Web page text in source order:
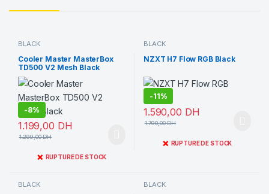
BLACK
Cooler Master MasterBox
TD500 V2 Mesh Black
-8%
1.199,00 DH
1.299,00DH
❌ RUPTURE DE STOCK
BLACK
NZXT H7 Flow RGB Black
-11%
1.590,00 DH
1.790,00DH
❌ RUPTURE DE STOCK
BLACK BLACK